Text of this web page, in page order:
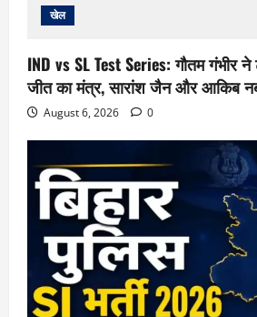
खेल
IND vs SL Test Series: गौतम गंभीर ने
जीत का मंत्र, सारांश जैन और आकिब
August 6, 2026 0